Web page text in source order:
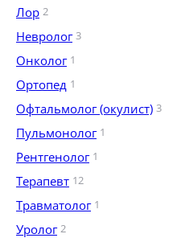
Лор 2
Невролог 3
Онколог 1
Ортопед 1
Офтальмолог (окулист) 3
Пульмонолог 1
Рентгенолог 1
Терапевт 12
Травматолог 1
Уролог 2